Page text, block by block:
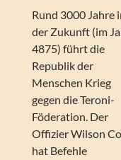
Rund 3000 Jahre
der Zukunft (im
4875) führt die
Republik der
Menschen Krieg
gegen die Teroni-
Föderation. Der
Offizier Wilson
hat Befehle